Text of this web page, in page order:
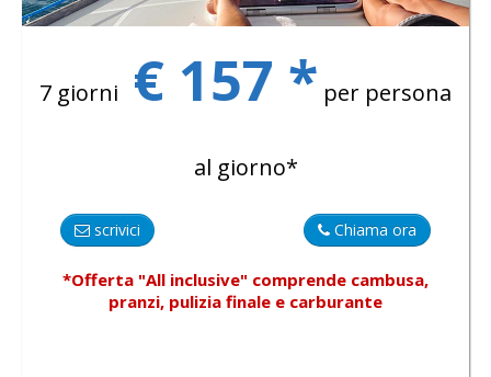
7 giorni € 157 * per persona
al giorno*
Chiama ora
scrivici
*Offerta "All inclusive" comprende cambusa,
pranzi, pulizia finale e carburante